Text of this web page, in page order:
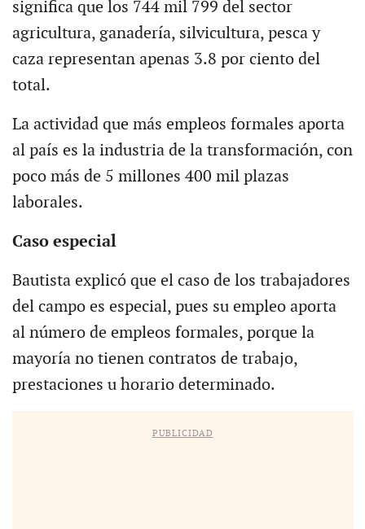
significa que los 744 mil 799 del sector
agricultura, ganadería, silvicultura, pesca y
caza representan apenas 3.8 por ciento del
total.
La actividad que más empleos formales aporta
al país es la industria de la transformación, con
poco más de 5 millones 400 mil plazas
laborales.
Caso especial
Bautista explicó que el caso de los trabajadores
del campo es especial, pues su empleo aporta
al número de empleos formales, porque la
mayoría no tienen contratos de trabajo,
prestaciones u horario determinado.
PUBLICIDAD